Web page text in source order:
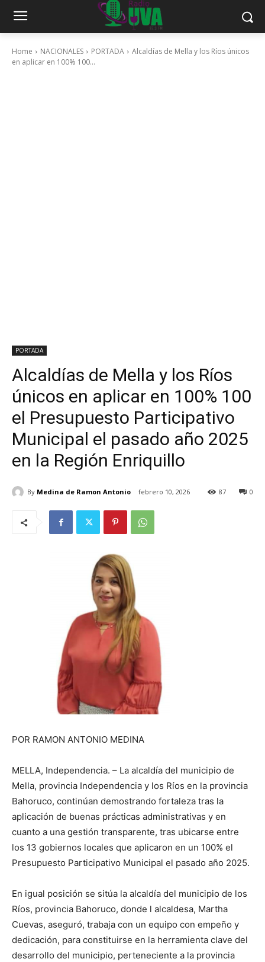
Home NACIONALES PORTADA
Alcaldías de Mella y los Ríos únicos
en aplicar en 100% 100...
PORTADA
Alcaldías de Mella y los Ríos
únicos en aplicar en 100% 100
el Presupuesto Participativo
Municipal el pasado año 2025
en la Región Enriquillo
By Medina de Ramon Antonio febrero 10, 2026 0
87
POR RAMON ANTONIO MEDINA
MELLA, Independencia. – La alcaldía del municipio de
Mella, provincia Independencia y los Ríos en la provincia
Bahoruco, continúan demostrando fortaleza tras la
aplicación de buenas prácticas administrativas y en
cuanto a una gestión transparente, tras ubicarse entre
los 13 gobiernos locales que aplicaron en un 100% el
Presupuesto Participativo Municipal el pasado año 2025.
En igual posición se sitúa la alcaldía del municipio de los
Ríos, provincia Bahoruco, donde l alcaldesa, Martha
Cuevas, aseguró, trabaja con un equipo con empeño y
dedicación, para constituirse en la herramienta clave del
desarrollo del municipio, perteneciente a la provincia